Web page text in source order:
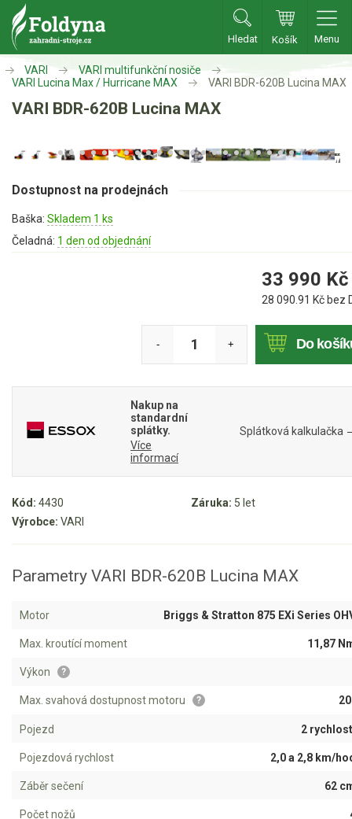
Hledat Košík Menu
Zahradní traktory
Zahradní traktory
Aku traktory
Příslušenství
Sekačky
Křovinořezy a vyžínače
Benzínové křovinořezy a vyžínače
Motorové pily
Aku pily
AKU zahradní technika
Aku křovinořezy a vyžínače
Aku pily
Aku sekačky
Aku STIHL
VARI
VARI multifunkční nosiče
VARI Lucina Max / Hurricane MAX
VARI BDR-620B Lucina MAX
VARI BDR-620B Lucina MAX
Kód: 4430 Záruka: 5 let
Výrobce: VARI
Dostupnost na prodejnách
Baška: Skladem 1 ks
Čeladná: 1 den od objednání
33 990 Kč
28 090.91 Kč bez
- + Do
Nakup na
standardní
splátky.
Více
informací
Splátková kalkulačka
Parametry VARI BDR-620B Lucina MAX
Motor Briggs & Stratton 875 EXi Series
Max. kroutící moment 11,87
Výkon ?
Max. svahová dostupnost motoru ?
Pojezd 2
Pojezdová rychlost 2,0 a 2,8 km/
Záběr sečení 62
Počet nožů